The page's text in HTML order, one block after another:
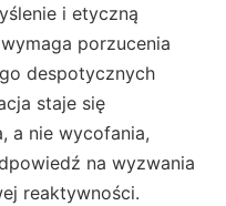
i etyczną
porzucenia
despotycznych
staje się
a nie wycofania,
na wyzwania
reaktywności.